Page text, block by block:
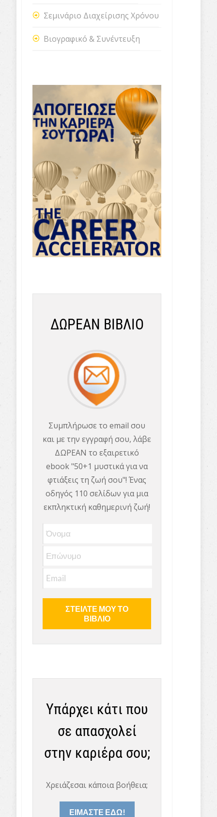
Σεμινάριο Διαχείρισης Χρόνου
Βιογραφικό & Συνέντευξη
ΔΩΡΕΑΝ ΒΙΒΛΙΟ
Συμπλήρωσε το email σου
και με την εγγραφή σου, λάβε
ΔΩΡΕΑΝ το εξαιρετικό
ebook "50+1 μυστικά για να
φτιάξεις τη ζωή σου"! Ένας
οδηγός 110 σελίδων για μια
εκπληκτική καθημερινή ζωή!
Υπάρχει κάτι που
σε απασχολεί
στην καριέρα σου;
Χρειάζεσαι κάποια βοήθεια;
ΕΙΜΑΣΤΕ ΕΔΩ!